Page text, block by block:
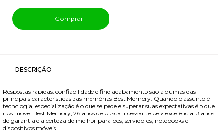
Comprar
DESCRIÇÃO
Respostas rápidas, confiabilidade e fino acabamento são algumas das
principais características das memórias Best Memory. Quando o assunto é
tecnologia, especialização é o que se pede e superar suas expectativas é o que
nos move! Best Memory, 26 anos de busca incessante pela excelência. 3 anos
de garantia e a certeza do melhor para pcs, servidores, notebooks e
dispositivos móveis.